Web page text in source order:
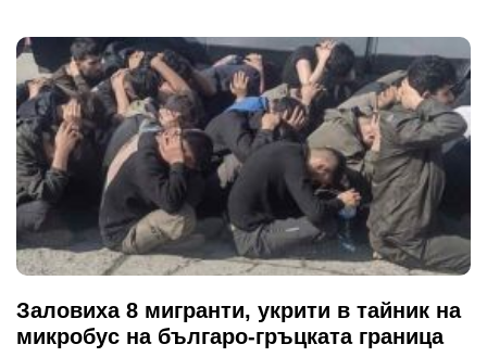
Заловиха 8 мигранти, укрити в тайник на
микробус на българо-гръцката граница